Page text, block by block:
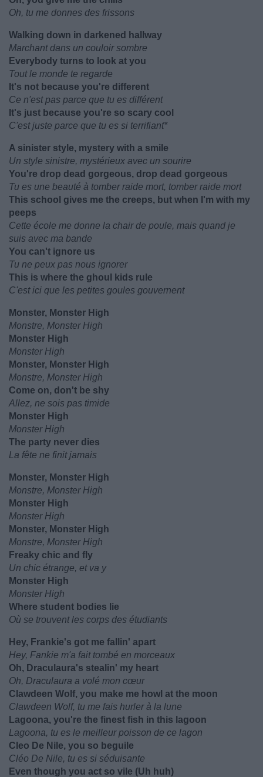
Oh, tu me donnes des frissons
Walking down in darkened hallway
Marchant dans un couloir sombre
Everybody turns to look at you
Tout le monde te regarde
It's not because you're different
Ce n'est pas parce que tu es différent
It's just because you're so scary cool
C'est juste parce que tu es si terrifiant*
A sinister style, mystery with a smile
Un style sinistre, mystérieux avec un sourire
You're drop dead gorgeous, drop dead gorgeous
Tu es une beauté à tomber raide mort, tomber raide mort
This school gives me the creeps, but when I'm with my
peeps
Cette école me donne la chair de poule, mais quand je
suis avec ma bande
You can't ignore us
Tu ne peux pas nous ignorer
This is where the ghoul kids rule
C'est ici que les petites goules gouvernent
Monster, Monster High
Monstre, Monster High
Monster High
Monster High
Monster, Monster High
Monstre, Monster High
Come on, don't be shy
Allez, ne sois pas timide
Monster High
Monster High
The party never dies
La fête ne finit jamais
Monster, Monster High
Monstre, Monster High
Monster High
Monster High
Monster, Monster High
Monstre, Monster High
Freaky chic and fly
Un chic étrange, et va y
Monster High
Monster High
Where student bodies lie
Où se trouvent les corps des étudiants
Hey, Frankie's got me fallin' apart
Hey, Fankie m'a fait tombé en morceaux
Oh, Draculaura's stealin' my heart
Oh, Draculaura a volé mon cœur
Clawdeen Wolf, you make me howl at the moon
Clawdeen Wolf, tu me fais hurler à la lune
Lagoona, you're the finest fish in this lagoon
Lagoona, tu es le meilleur poisson de ce lagon
Cleo De Nile, you so beguile
Cléo De Nile, tu es si séduisante
Even though you act so vile (Uh huh)